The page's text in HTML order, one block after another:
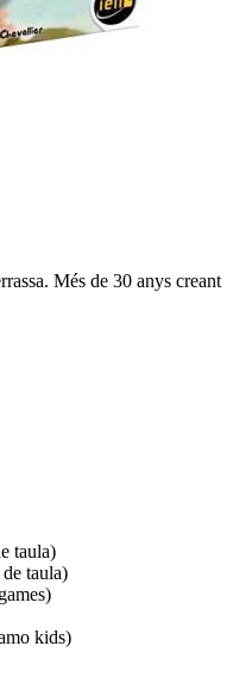
Més de 30 anys creant
taula)
taula)
kids)